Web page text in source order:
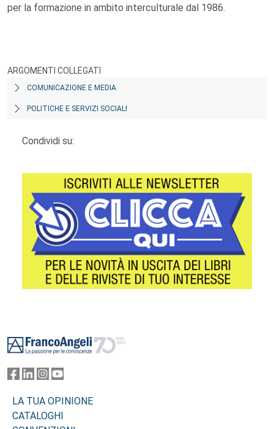
per la formazione in ambito interculturale dal 1986.
ARGOMENTI COLLEGATI
COMUNICAZIONE E MEDIA
POLITICHE E SERVIZI SOCIALI
Condividi su:
LA TUA OPINIONE
CATALOGHI